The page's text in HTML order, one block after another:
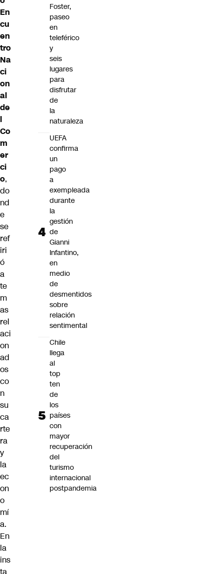
En
cu
en
tro
Na
ci
on
al
de
l
Co
m
er
ci
o,
do
nd
e
se
ref
iri
ó
a
te
m
as
rel
aci
on
ad
os
co
n
su
ca
rte
ra
y
la
ec
on
o
mí
a.
En
la
ins
ta
Foster,
paseo
en
teleférico
y
seis
lugares
para
disfrutar
de
la
naturaleza
UEFA
confirma
un
pago
a
exempleada
durante
la
gestión
de
Gianni
Infantino,
en
medio
de
desmentidos
sobre
relación
sentimental
Chile
llega
al
top
ten
de
los
países
con
mayor
recuperación
del
turismo
internacional
postpandemia